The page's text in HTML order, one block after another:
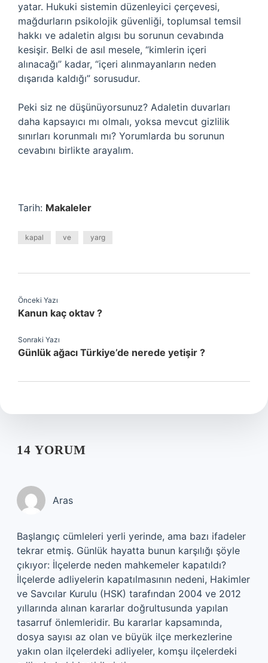
yatar. Hukuki sistemin düzenleyici çerçevesi,
mağdurların psikolojik güvenliği, toplumsal temsil
hakkı ve adaletin algısı bu sorunun cevabında
kesişir. Belki de asıl mesele, “kimlerin içeri
alınacağı” kadar, “içeri alınmayanların neden
dışarıda kaldığı” sorusudur.
Peki siz ne düşünüyorsunuz? Adaletin duvarları
daha kapsayıcı mı olmalı, yoksa mevcut gizlilik
sınırları korunmalı mı? Yorumlarda bu sorunun
cevabını birlikte arayalım.
Tarih: Makaleler
kapal ve yarg
Önceki Yazı
Kanun kaç oktav ?
Sonraki Yazı
Günlük ağacı Türkiye’de nerede yetişir ?
14 YORUM
Aras
Başlangıç cümleleri yerli yerinde, ama bazı ifadeler
tekrar etmiş. Günlük hayatta bunun karşılığı şöyle
çıkıyor: İlçelerde neden mahkemeler kapatıldı?
İlçelerde adliyelerin kapatılmasının nedeni, Hakimler
ve Savcılar Kurulu (HSK) tarafından 2004 ve 2012
yıllarında alınan kararlar doğrultusunda yapılan
tasarruf önlemleridir. Bu kararlar kapsamında,
dosya sayısı az olan ve büyük ilçe merkezlerine
yakın olan ilçelerdeki adliyeler, komşu ilçelerdeki